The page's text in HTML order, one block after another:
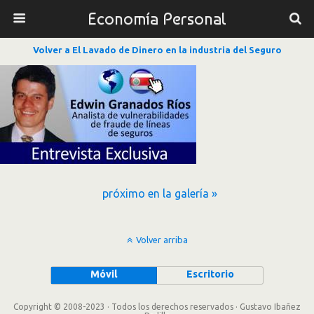
Economía Personal
Volver a El Lavado de Dinero en la industria del Seguro
próximo en la galería »
Volver arriba
Móvil Escritorio
Copyright © 2008-2023 · Todos los derechos reservados · Gustavo Ibañez